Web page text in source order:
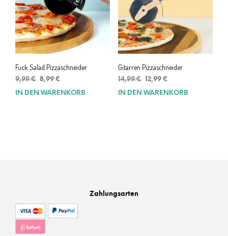
Fuck Salad Pizzaschneider
9,99€ Ursprünglicher
Preis
8,99 €
Preis
IN DEN WARENKORB
Gitarren Pizzaschneider
14,99€ Ursprünglicher
Preis
12,99 €Aktueller
Preis
IN DEN WARENKORB
Zahlungsarten